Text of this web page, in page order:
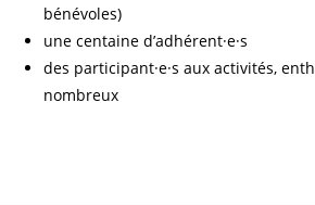
bénévoles)
une centaine d’adhérent·e·s
des participant·e·s aux activités,
nombreux